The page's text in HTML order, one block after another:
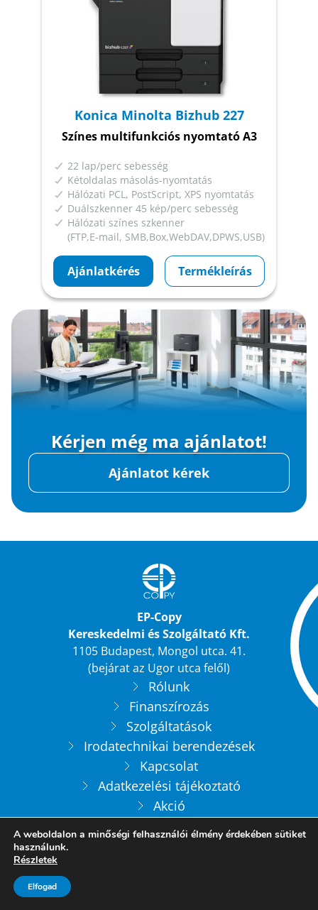
Konica Minolta Bizhub 227
Színes multifunkciós nyomtató A3
22 lap/perc sebesség
Kétoldalas másolás-nyomtatás
Hálózati PCL, PostScript, XPS nyomtatás
Duálszkenner 45 kép/perc sebesség
Hálózati színes szkenner
(FTP,E-mail, SMB,Box,WebDAV,DPWS,USB)
Ajánlatkérés Termékleírás
Kérjen még ma ajánlatot!
Ajánlatot kérek
EP-Copy
Kereskedelmi és Szolgáltató Kft.
1105 Budapest, Mongol utca. 41.
(bejárat az Ugor utca felől)
Rólunk
Finanszírozás
Szolgáltatások
Irodatechnikai berendezések
Kapcsolat
Adatkezelési tájékoztató
Akció
A weboldalon a minőségi felhasználói élmény érdekében sütiket
használunk.
Részletek
Elfogad